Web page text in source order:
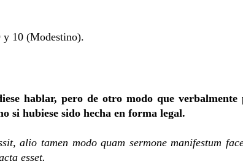
10 (Modestino).
hablar, pero de otro modo que
si hubiese sido hecha en forma legal.
alio tamen modo quam sermone manifestum
esset.